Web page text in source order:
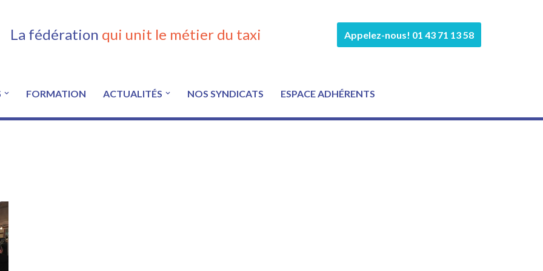
La fédération qui unit le métier du taxi Appelez-nous! 01 43 71 13 58
FORMATION ACTUALITÉS NOS SYNDICATS ESPACE ADHÉRENTS